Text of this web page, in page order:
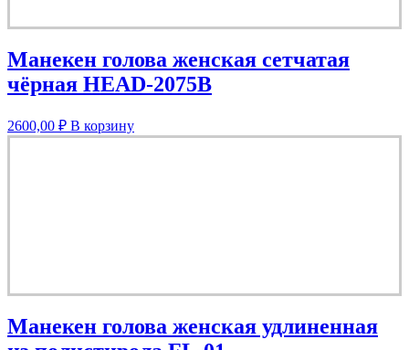
Манекен голова женская сетчатая
чёрная HEAD-2075B
2600,00 ₽ В корзину
Манекен голова женская удлиненная